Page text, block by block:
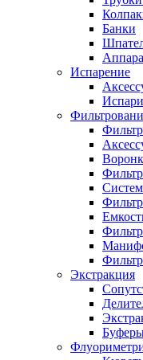
Банки
Испарение
Экстракция